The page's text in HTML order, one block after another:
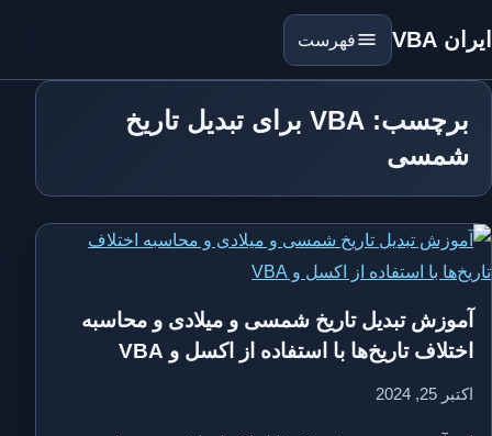
ایران VBA فهرست
برچسب: VBA برای تبدیل تاریخ
شمسی
آموزش تبدیل تاریخ شمسی و میلادی و محاسبه
اختلاف تاریخ‌ها با استفاده از اکسل و VBA
اکتبر 25, 2024